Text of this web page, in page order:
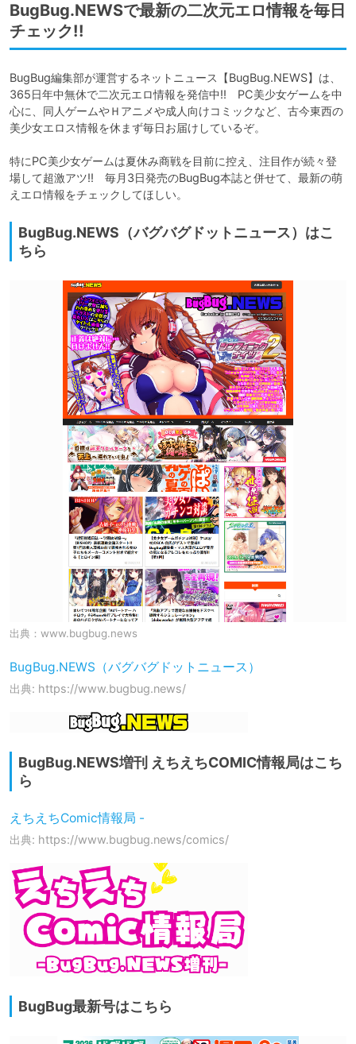
BugBug.NEWSで最新の二次元エロ情報を毎日
チェック!!
BugBug編集部が運営するネットニュース【BugBug.NEWS】は、
365日年中無休で二次元エロ情報を発信中!!　PC美少女ゲームを中
心に、同人ゲームやＨアニメや成人向けコミックなど、古今東西の
美少女エロス情報を休まず毎日お届けしているぞ。
特にPC美少女ゲームは夏休み商戦を目前に控え、注目作が続々登
場して超激アツ!!　毎月3日発売のBugBug本誌と併せて、最新の萌
えエロ情報をチェックしてほしい。
BugBug.NEWS（バグバグドットニュース）はこ
ちら
出典： www.bugbug.news
BugBug.NEWS（バグバグドットニュース）
出典: https://www.bugbug.news/
BugBug.NEWS増刊 えちえちCOMIC情報局はこち
ら
えちえちComic情報局 -
出典: https://www.bugbug.news/comics/
BugBug最新号はこちら